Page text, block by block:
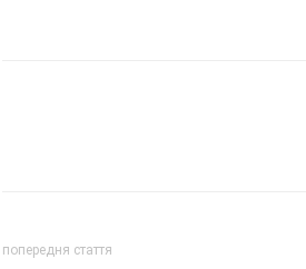
попередня стаття